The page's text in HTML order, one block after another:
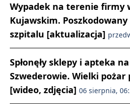
Wypadek na terenie firmy
Kujawskim.
szpitalu [aktualizacja]
Spłonęły sklepy i apteka
Szwederowie. Wielki pożar
[wideo, zdjęcia] 06 sierpnia,